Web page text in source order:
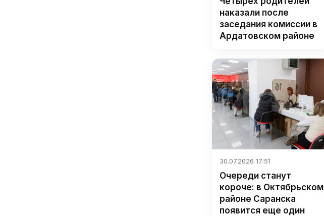
наказали после
заседания комиссии в
Ардатовском районе
30.07.2026 17:51
Очереди станут
короче: в Октябрьском
районе Саранска
появится еще один